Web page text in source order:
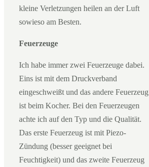
kleine Verletzungen heilen an der Luft
sowieso am Besten.
Feuerzeuge
Ich habe immer zwei Feuerzeuge dabei.
Eins ist mit dem Druckverband
eingeschweißt und das andere Feuerzeug
ist beim Kocher. Bei den Feuerzeugen
achte ich auf den Typ und die Qualität.
Das erste Feuerzeug ist mit Piezo-
Zündung (besser geeignet bei
Feuchtigkeit) und das zweite Feuerzeug